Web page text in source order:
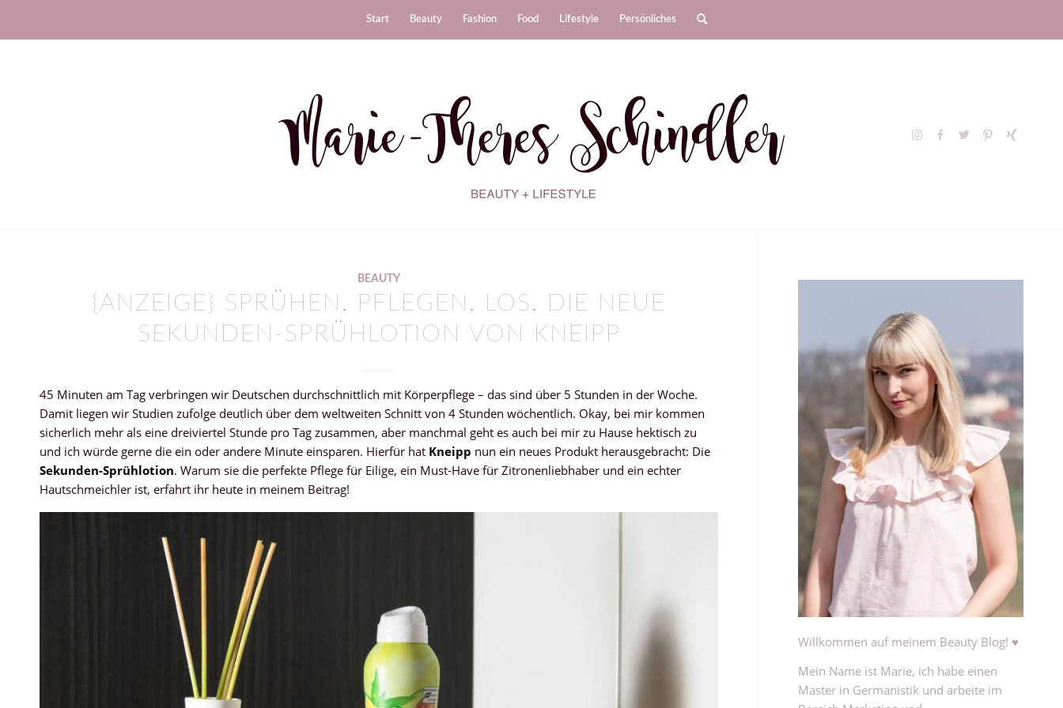
Start Beauty Fashion Food Lifestyle Persönliches
BEAUTY
{ANZEIGE} SPRÜHEN. PFLEGEN. LOS. DIE NEUE
SEKUNDEN-SPRÜHLOTION VON KNEIPP
45 Minuten am Tag verbringen wir Deutschen durchschnittlich mit Körperpflege – das sind über 5 Stunden in der Woche.
Damit liegen wir Studien zufolge deutlich über dem weltweiten Schnitt von 4 Stunden wöchentlich. Okay, bei mir kommen
sicherlich mehr als eine dreiviertel Stunde pro Tag zusammen, aber manchmal geht es auch bei mir zu Hause hektisch zu
und ich würde gerne die ein oder andere Minute einsparen. Hierfür hat Kneipp nun ein neues Produkt herausgebracht: Die
Sekunden-Sprühlotion. Warum sie die perfekte Pflege für Eilige, ein Must-Have für Zitronenliebhaber und ein echter
Hautschmeichler ist, erfahrt ihr heute in meinem Beitrag!
Willkommen auf meinem Beauty Blog! ♥
Mein Name ist Marie, ich habe einen
Master in Germanistik und arbeite im